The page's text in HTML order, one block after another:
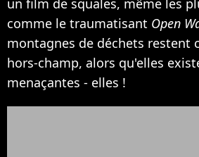
comme le traumatisant Open
montagnes de déchets restent
hors-champ, alors qu'elles
menaçantes - elles !